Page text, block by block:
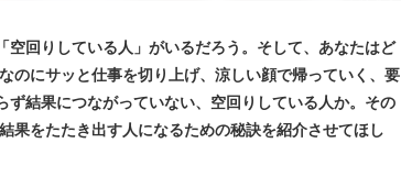
回りしている人」がいるだろう。そして、あなたはど
のにサッと仕事を切り上げ、涼しい顔で帰っていく、要
結果につながっていない、空回りしている人か。その
果をたたき出す人になるための秘訣を紹介させてほし